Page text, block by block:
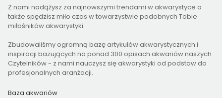
Z nami nadążysz za najnowszymi trendami w akwarystyce a
także spędzisz miło czas w towarzystwie podobnych Tobie
miłośników akwarystyki.
Zbudowaliśmy ogromną bazę artykułów akwarystycznych i
inspiracji bazujących na ponad 300 opisach akwariów naszych
Czytelników - z nami nauczysz się akwarystyki od podstaw do
profesjonalnych aranżacji.
Baza akwariów